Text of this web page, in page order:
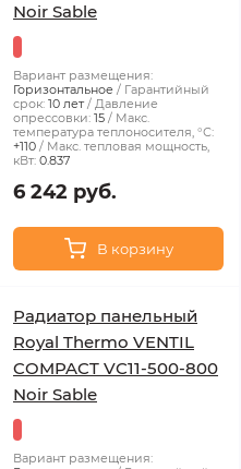
Noir Sable
Вариант размещения:
Горизонтальное
Гарантийный
срок: 10 лет
Давление
опрессовки: 15
Макс.
температура теплоносителя, °С:
+110
Макс. тепловая мощность,
кВт: 0.837
6 242 руб.
В корзину
Радиатор панельный
Royal Thermo VENTIL
COMPACT VC11-500-800
Noir Sable
Вариант размещения: